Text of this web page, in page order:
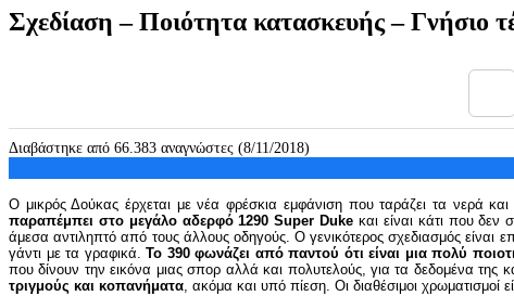
Σχεδίαση – Ποιότητα κατασκευής – Γνήσιο
Διαβάστηκε από 66.383 αναγνώστες (8/11/2018)
Ο μικρός Δούκας έρχεται με νέα φρέσκια εμφάνιση που ταράζει τα νερά
παραπέμπει στο μεγάλο αδερφό 1290 Super Duke και είναι κάτι που
άμεσα αντιληπτό από τους άλλους οδηγούς. Ο γενικότερος σχεδιασμός είναι
γάντι με τα γραφικά.Το 390 φωνάζει από παντού ότι είναι μια πολύ
που δίνουν την εικόνα μιας σπορ αλλά και πολυτελούς, για τα δεδομένα της
τριγμούς και κοπανήματα , ακόμα και υπό πίεση. Οι διαθέσιμοι χρωματισμοί